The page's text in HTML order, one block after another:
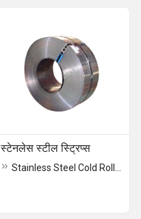
स्टेनलेस स्टील स्ट्रिप्स